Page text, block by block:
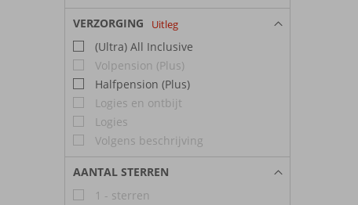
VERZORGING Uitleg
(Ultra) All Inclusive
Volpension (Plus)
Halfpension (Plus)
Logies en ontbijt
Logies
Volgens beschrijving
AANTAL STERREN
1 - sterren